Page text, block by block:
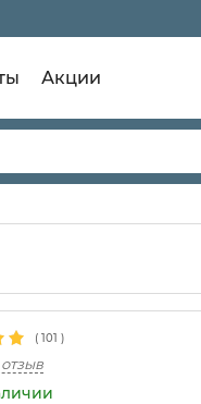
Акции
( 101 )